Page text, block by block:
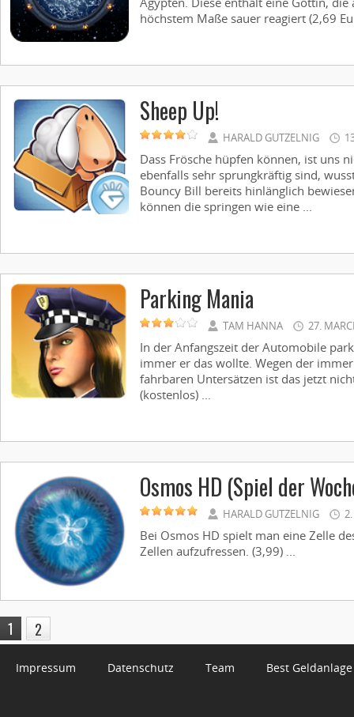
höchstem Maße sauer reagiert (2,69
Sheep Up!
HARALD GUTZELNIG
Dass Frösche hüpfen können, ist uns
ebenfalls sehr sprungkräftig sind,
Bouncy Bill bereits hinlänglich
können die springen wie eine ...
Parking Mania
TAM HANNA 27.
In der Anfangszeit der Automobile
immer er das wollte. Wegen der
fahrbaren Untersätzen ist das jetzt
(kostenlos) ...
Osmos HD (Spiel der
HARALD GUTZELNIG
Bei Osmos HD spielt man eine Zelle
Zellen aufzufressen. (3,99) ...
1 2
Impressum Datenschutz Team Best Geldanlage